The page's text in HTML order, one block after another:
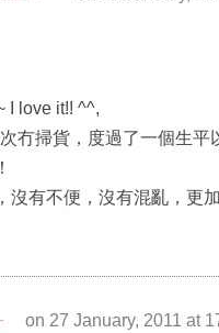
I love it!! ^^,
冇掃貨，度過了一個生平
沒有不便，沒有混亂，更
on 27 January, 2011 at